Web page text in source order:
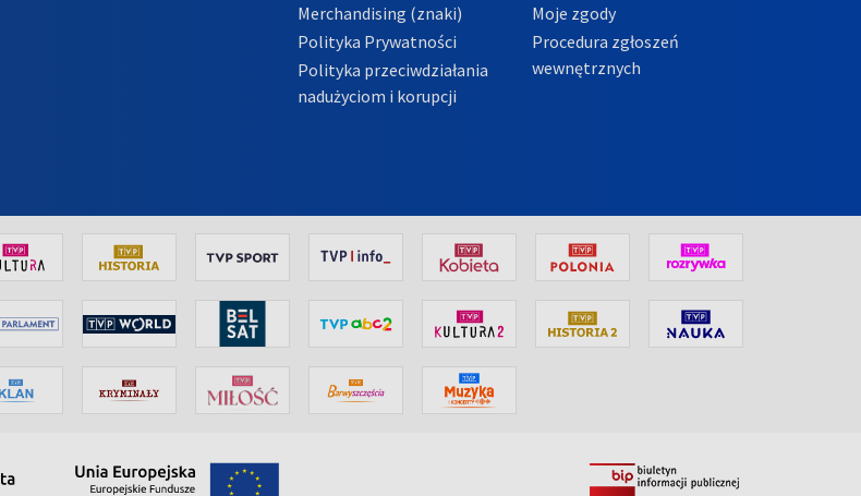
Merchandising (znaki)
Polityka Prywatności
Polityka przeciwdziałania
nadużyciom i korupcji
Moje zgody
Procedura zgłoszeń
wewnętrznych